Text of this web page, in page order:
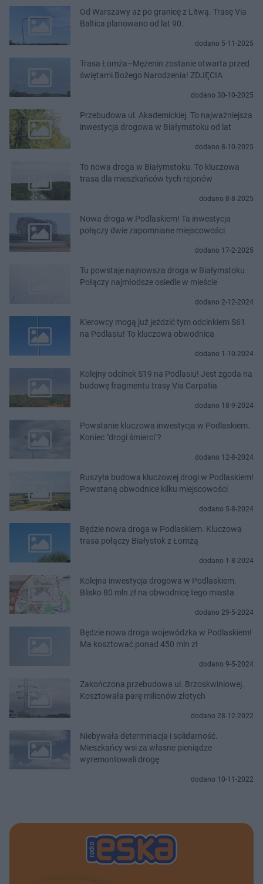
Od Warszawy aż po granicę z Litwą. Trasę Via
Baltica planowano od lat 90.
dodano 5-11-2025
Trasa Łomża–Mężenin zostanie otwarta przed
świętami Bożego Narodzenia! ZDJĘCIA
dodano 30-10-2025
Przebudowa ul. Akademickiej. To najważniejsza
inwestycja drogowa w Białymstoku od lat
dodano 8-10-2025
To nowa droga w Białymstoku. To kluczowa
trasa dla mieszkańców tych rejonów
dodano 8-8-2025
Nowa droga w Podlaskiem! Ta inwestycja
połączy dwie zapomniane miejscowości
dodano 17-2-2025
Tu powstaje najnowsza droga w Białymstoku.
Połączy najmłodsze osiedle w mieście
dodano 2-12-2024
Kierowcy mogą już jeździć tym odcinkiem S61
na Podlasiu! To kluczowa obwodnica
dodano 1-10-2024
Kolejny odcinek S19 na Podlasiu! Jest zgoda na
budowę fragmentu trasy Via Carpatia
dodano 18-9-2024
Powstanie kluczowa inwestycja w Podlaskiem.
Koniec "drogi śmierci"?
dodano 12-8-2024
Ruszyła budowa kluczowej drogi w Podlaskiem!
Powstaną obwodnice kilku miejscowości
dodano 5-8-2024
Będzie nowa droga w Podlaskiem. Kluczowa
trasa połączy Białystok z Łomżą
dodano 1-8-2024
Kolejna inwestycja drogowa w Podlaskiem.
Blisko 80 mln zł na obwodnicę tego miasta
dodano 29-5-2024
Będzie nowa droga wojewódzka w Podlaskiem!
Ma kosztować ponad 450 mln zł
dodano 9-5-2024
Zakończona przebudowa ul. Brzoskwiniowej.
Kosztowała parę milionów złotych
dodano 28-12-2022
Niebywała determinacja i solidarność.
Mieszkańcy wsi za własne pieniądze
wyremontowali drogę
dodano 10-11-2022